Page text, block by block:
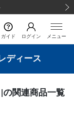
ガイド ログイン メニュー
ディース
の関連商品一覧